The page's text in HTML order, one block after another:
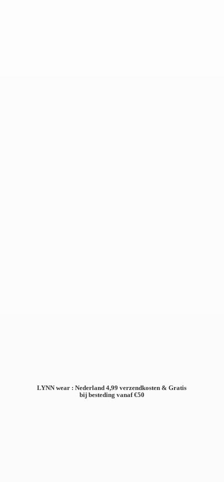
LYNN wear : Nederland 4,99 verzendkosten & Gratis
bij besteding vanaf €50